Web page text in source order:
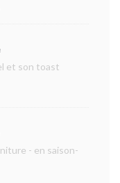
et son toast
- en saison-